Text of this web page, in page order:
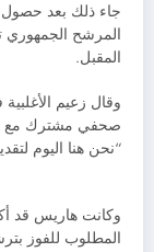
جاء ذلك بعد
المرشح الجمهوري
المقبل.
وقال زعيم
صحفي مشترك مع
“نحن هنا اليوم
وكانت هاريس قد
المطلوب للفوز